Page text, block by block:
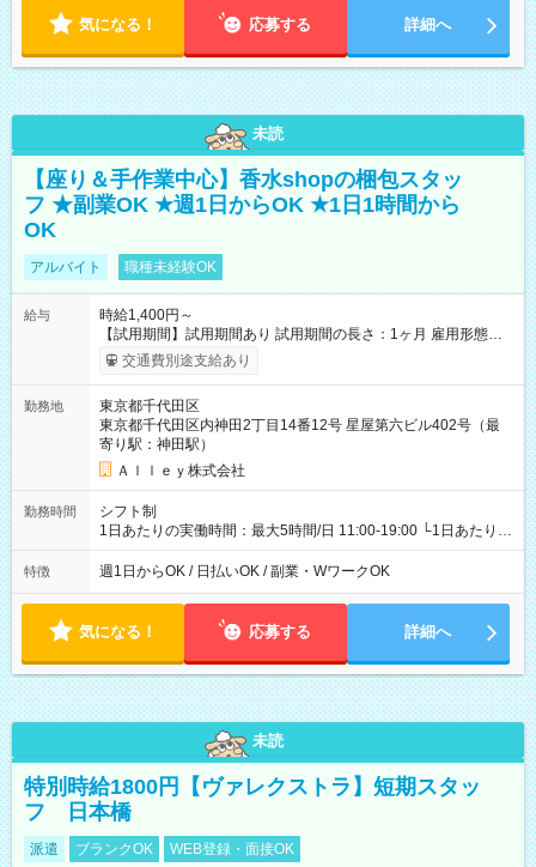
気になる！ 応募する 詳細へ
未読
【座り＆手作業中心】香水shopの梱包スタッ
フ ★副業OK ★週1日からOK ★1日1時間から
OK
アルバイト 職種未経験OK
給与
時給1,400円～
【試用期間】試用期間あり 試用期間の長さ：1ヶ月 雇用形態、
給与は本採用時と同じです。
交通費別途支給あり
勤務地
東京都千代田区
東京都千代田区内神田2丁目14番12号 星屋第六ビル402号（最
寄り駅：神田駅）
Ａｌｌｅｙ株式会社
勤務時間
シフト制
1日あたりの実働時間：最大5時間/日 11:00-19:00 └1日あたりの
実働時間：1-5時間 └上記の時間帯内であれば、いつでも勤務可
能！ └平日・土曜日の中で、お好きな曜日でご勤務いただけま
18:00 などのように、自由な働き方が可能なお仕事です！
特徴 週1日からOK / 日払いOK / 副業・WワークOK
気になる！ 応募する 詳細へ
未読
特別時給1800円【ヴァレクストラ】短期スタッ
フ 日本橋
派遣 ブランクOK WEB登録・面接OK